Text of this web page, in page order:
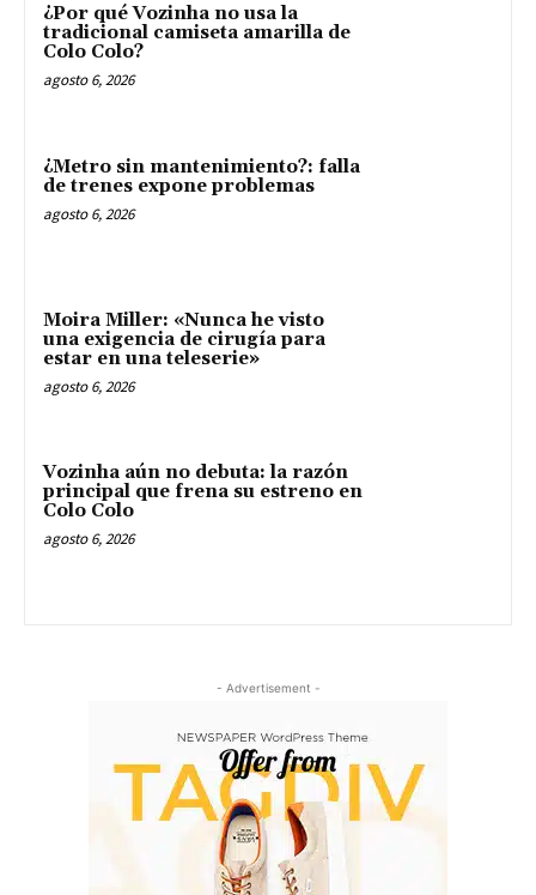
¿Por qué Vozinha no usa la
tradicional camiseta amarilla de
Colo Colo?
agosto 6, 2026
¿Metro sin mantenimiento?: falla
de trenes expone problemas
agosto 6, 2026
Moira Miller: «Nunca he visto
una exigencia de cirugía para
estar en una teleserie»
agosto 6, 2026
Vozinha aún no debuta: la razón
principal que frena su estreno en
Colo Colo
agosto 6, 2026
- Advertisement -